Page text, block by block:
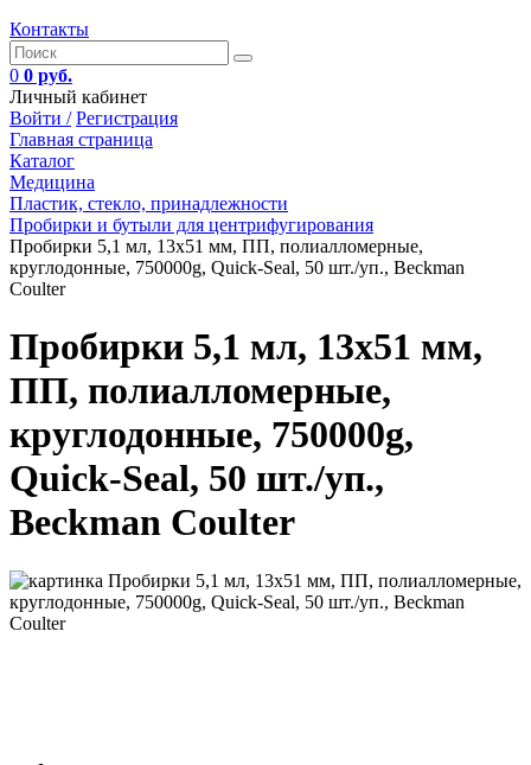
Контакты
0 0 руб.
Личный кабинет
Войти / Регистрация
Главная страница
Каталог
Медицина
Пластик, стекло, принадлежности
Пробирки и бутыли для центрифугирования
Пробирки 5,1 мл, 13х51 мм, ПП, полиалломерные,
круглодонные, 750000g, Quick-Seal, 50 шт./уп., Beckman
Coulter
Пробирки 5,1 мл, 13х51 мм,
ПП, полиалломерные,
круглодонные, 750000g,
Quick-Seal, 50 шт./уп.,
Beckman Coulter